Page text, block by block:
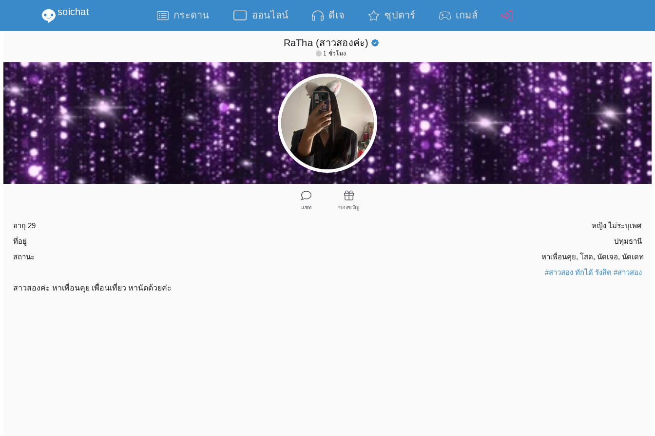
soichat กระดาน ออนไลน์ ดีเจ ซุปตาร์ เกมส์
RaTha (สาวสองค่ะ)
1 ชั่วโมง
แชท ของขวัญ
อายุ 29 หญิงไม่ระบุเพศ
ที่อยู่
ปทุมธานี
สถานะ
หาเพื่อนคุย, โสด, นัดเจอ, นัดเดท
#สาวสอง ทักได้ รังสิต #สาวสอง
สาวสองค่ะ หาเพื่อนคุย เพื่อนเที่ยว หานัดด้วยค่ะ